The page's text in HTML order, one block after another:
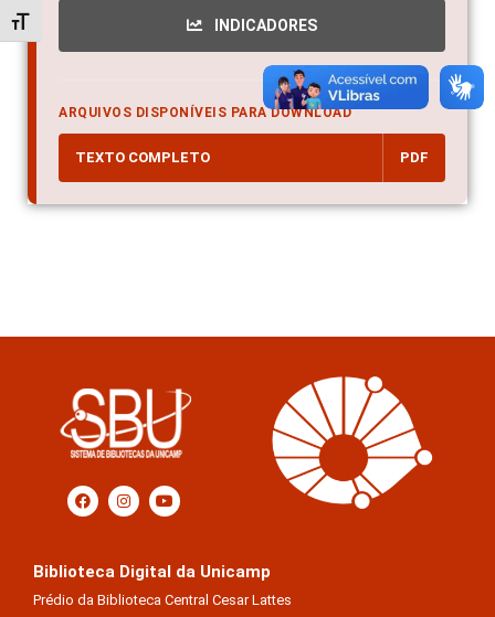
Alternar tamanho da fonte INDICADORES
ARQUIVOS DISPONÍVEIS PARA DOWNLOAD
TEXTO COMPLETO PDF
Biblioteca Digital da Unicamp
Prédio da Biblioteca Central Cesar Lattes